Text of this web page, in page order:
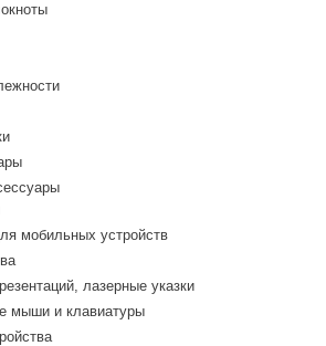
мобильных устройств
лазерные указки
мыши и клавиатуры